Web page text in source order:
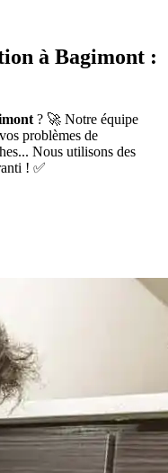
à Bagimont :
? 🚀 Notre équipe
problèmes de
Nous utilisons des
! ✅